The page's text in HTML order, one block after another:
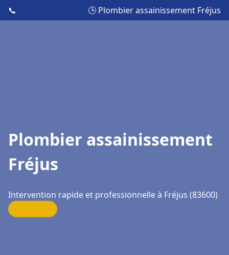
📞 🕒 Plombier assainissement Fréjus
Plombier assainissement
Fréjus
Intervention rapide et professionnelle à Fréjus (83600)